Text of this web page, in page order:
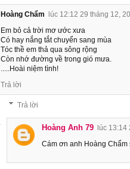
Hoàng Chẩm lúc 12:12 29 tháng 12,
Em bỏ cả trời mơ ước xưa
Có hay nắng tắt chuyển sang mùa
Tóc thề em thả qua sông rộng
Còn nhớ đường về trong gió mưa.
.....Hoài niệm tình!
Trả lời
Trả lời
Hoàng Anh 79
lúc 13:14
Cám ơn anh Hoàng Chẩm